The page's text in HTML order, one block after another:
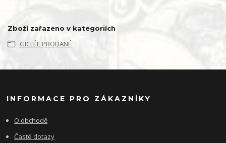
Zboží zařazeno v kategoriích
GICLÉE PRODANÉ
INFORMACE PRO ZÁKAZNÍKY
O obchodě
Časté dotazy